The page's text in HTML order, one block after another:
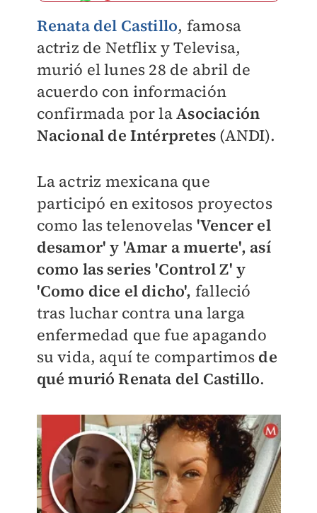
Renata del Castillo, famosa
actriz de Netflix y Televisa,
murió el lunes 28 de abril de
acuerdo con información
confirmada por laAsociación
Nacional de Intérpretes (ANDI).
La actriz mexicana que
participó en exitosos proyectos
como las telenovelas 'Vencer el
desamor' y 'Amar a muerte', así
como las series 'Control Z' y
'Como dice el dicho', falleció
tras luchar contra una larga
enfermedad que fue apagando
su vida, aquí te compartimos de
qué murió Renata del Castillo.